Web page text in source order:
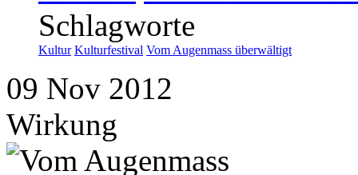
Schlagworte
Kultur Kulturfestival Vom Augenmass überwältigt
09 Nov 2012
Wirkung